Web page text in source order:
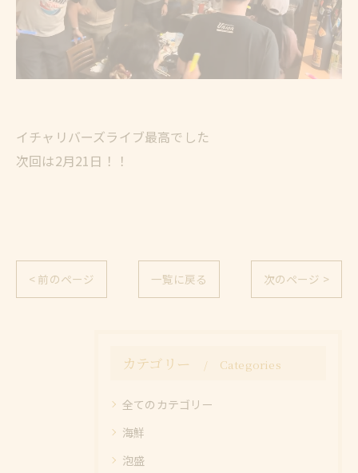
イチャリバーズライブ最高でした
次回は2月21日！！
< 前のページ 一覧に戻る 次のページ >
カテゴリー Categories
全てのカテゴリー
海鮮
泡盛